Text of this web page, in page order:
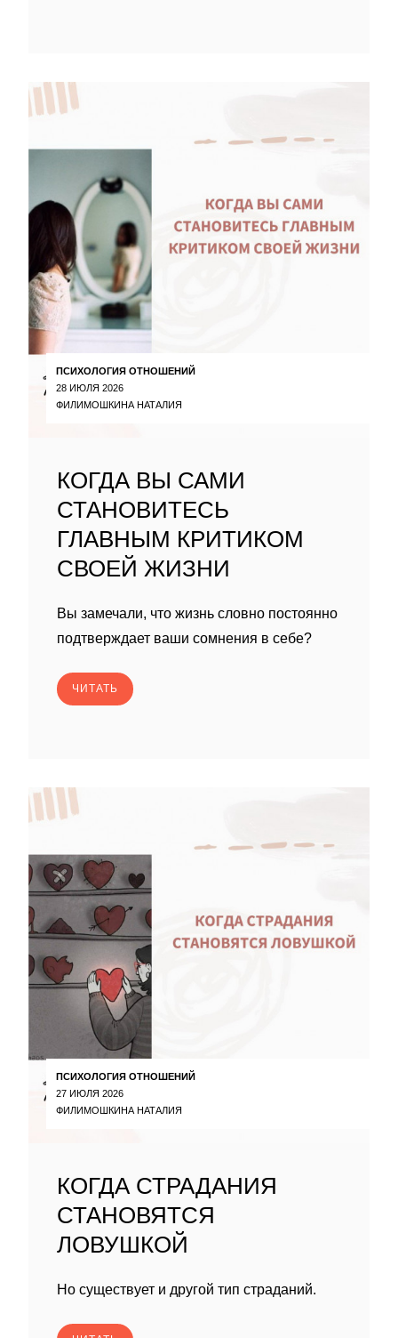
ПСИХОЛОГИЯ ОТНОШЕНИЙ
28 ИЮЛЯ 2026
ФИЛИМОШКИНА НАТАЛИЯ
КОГДА ВЫ САМИ
СТАНОВИТЕСЬ
ГЛАВНЫМ КРИТИКОМ
СВОЕЙ ЖИЗНИ
Вы замечали, что жизнь словно постоянно
подтверждает ваши сомнения в себе?
ЧИТАТЬ
ПСИХОЛОГИЯ ОТНОШЕНИЙ
27 ИЮЛЯ 2026
ФИЛИМОШКИНА НАТАЛИЯ
КОГДА СТРАДАНИЯ
СТАНОВЯТСЯ
ЛОВУШКОЙ
Но существует и другой тип страданий.